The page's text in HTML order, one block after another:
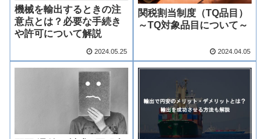
機械を輸出するときの注
意点とは？必要な手続き
や許可について解説
2024.05.25
関税割当制度（TQ品目）
～TQ対象品目について～
2024.04.05